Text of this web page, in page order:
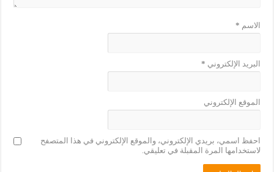
الاسم *
البريد الإلكتروني *
الموقع الإلكتروني
احفظ اسمي، بريدي الإلكتروني، والموقع الإلكتروني في هذا المتصفح
لاستخدامها المرة المقبلة في تعليقي.